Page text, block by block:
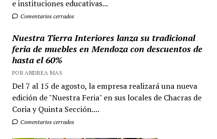
e instituciones educativas...
Comentarios cerrados
Nuestra Tierra Interiores lanza su tradicional
feria de muebles en Mendoza con descuentos de
hasta el 60%
POR ANDREA MAS
Del 7 al 15 de agosto, la empresa realizará una nueva
edición de "Nuestra Feria" en sus locales de Chacras de
Coria y Quinta Sección....
Comentarios cerrados